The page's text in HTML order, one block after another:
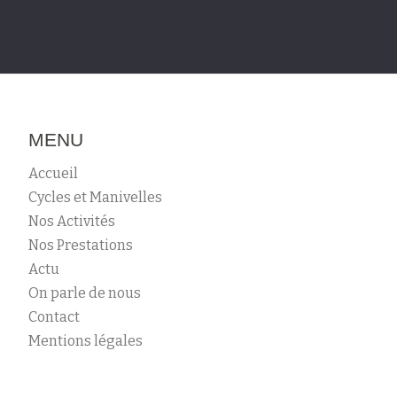
MENU
Accueil
Cycles et Manivelles
Nos Activités
Nos Prestations
Actu
On parle de nous
Contact
Mentions légales